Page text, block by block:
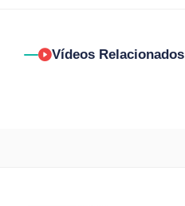
Vídeos Relacionados